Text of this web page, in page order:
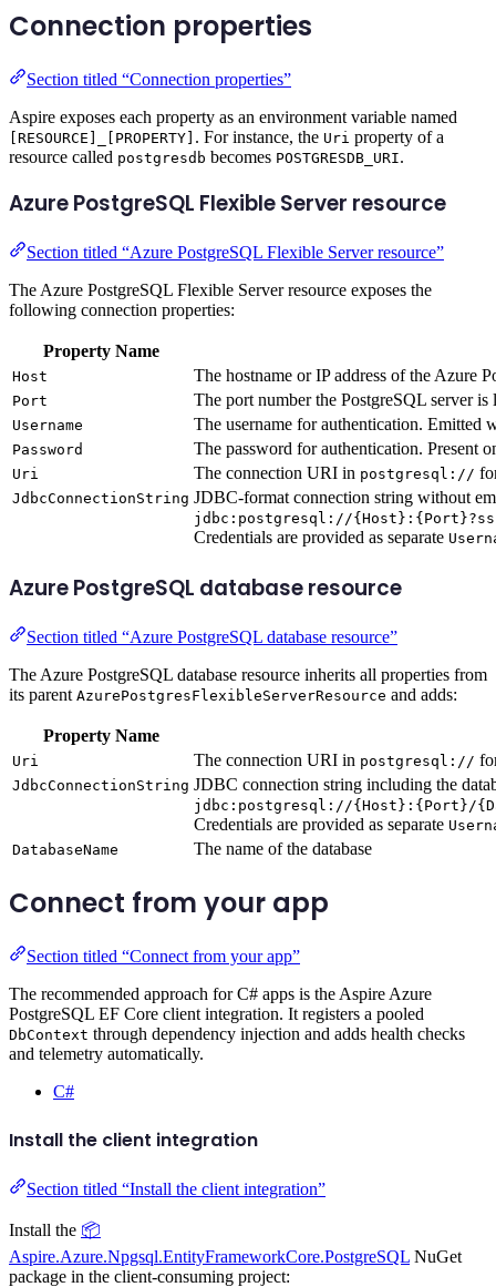
Connection properties
Section titled “Connection properties”
Aspire exposes each property as an environment variable named
[RESOURCE]_[PROPERTY] . For instance, the Uri property of a
resource called postgresdb becomes POSTGRESDB_URI.
Azure PostgreSQL Flexible Server resource
Section titled “Azure PostgreSQL Flexible Server resource”
The Azure PostgreSQL Flexible Server resource exposes the
following connection properties:
Property Name
Host The hostname or IP address of the Azure
Port The port number the PostgreSQL server is
Username The username for authentication. Emitted
Password The password for authentication. Present
Uri The connection URI in postgresql://
JdbcConnectionString JDBC-format connection string without
jdbc:postgresql://
Credentials are provided as separate
Azure PostgreSQL database resource
Section titled “Azure PostgreSQL database resource”
The Azure PostgreSQL database resource inherits all properties from
its parent AzurePostgresFlexibleServerResource and adds:
Property Name
Uri The connection URI in postgresql://
JdbcConnectionString JDBC connection string including the
jdbc:postgresql://{Host}:{Port}/
Credentials are provided as separate
DatabaseName
The name of the database
Connect from your app
Section titled “Connect from your app”
The recommended approach for C# apps is the Aspire Azure
PostgreSQL EF Core client integration. It registers a pooled
DbContext through dependency injection and adds health checks
and telemetry automatically.
C#
Install the client integration
Section titled “Install the client integration”
Install the 📦
Aspire.Azure.Npgsql.EntityFrameworkCore.PostgreSQL NuGet
package in the client-consuming project: